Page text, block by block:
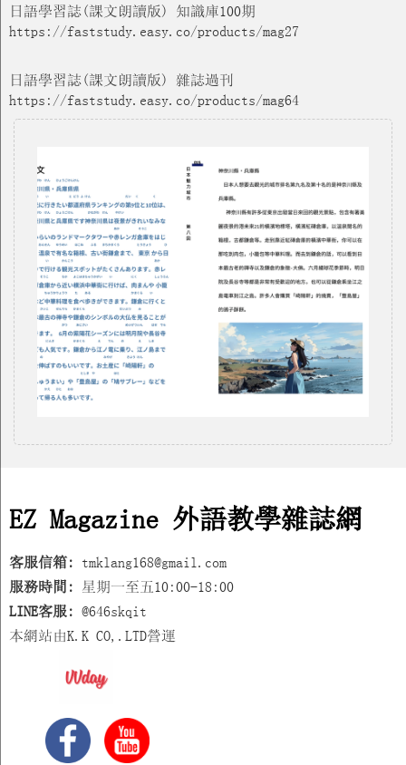
日語學習誌(課文朗讀版) 知識庫100期
https://faststudy.easy.co/products/mag27
日語學習誌(課文朗讀版) 雜誌過刊
https://faststudy.easy.co/products/mag64
EZ Magazine 外語教學雜誌網
客服信箱: tmklang168@gmail.com
服務時間: 星期一至五10:00-18:00
LINE客服: @646skqit
本網站由K.K CO,.LTD營運